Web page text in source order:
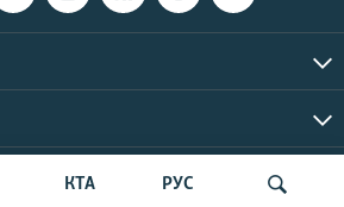
КТА РУС
2026 | Усі права застережено.